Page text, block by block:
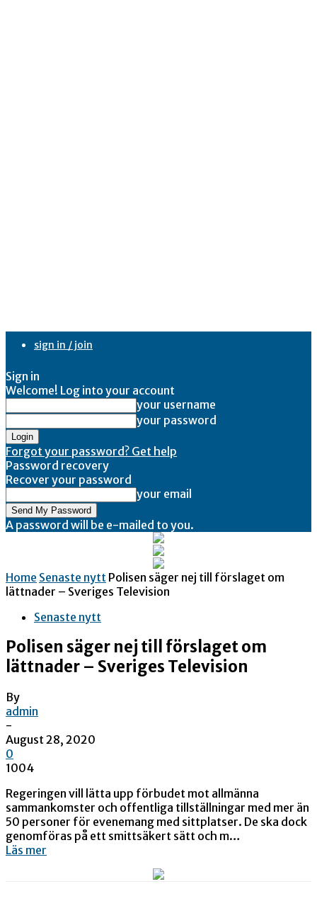
sign in / join
Sign in
Welcome! Log into your account
your username
your password
Forgot your password? Get help
Password recovery
Recover your password
your email
A password will be e-mailed to you.
Home Senaste nytt Polisen säger nej till förslaget om
lättnader – Sveriges Television
Senaste nytt
Polisen säger nej till förslaget om
lättnader – Sveriges Television
By
admin
-
August 28, 2020
0
1004
Regeringen vill lätta upp förbudet mot allmänna
sammankomster och offentliga tillställningar med mer än
50 personer för evenemang med sittplatser. De ska dock
genomföras på ett smittsäkert sätt och m…
Läs mer